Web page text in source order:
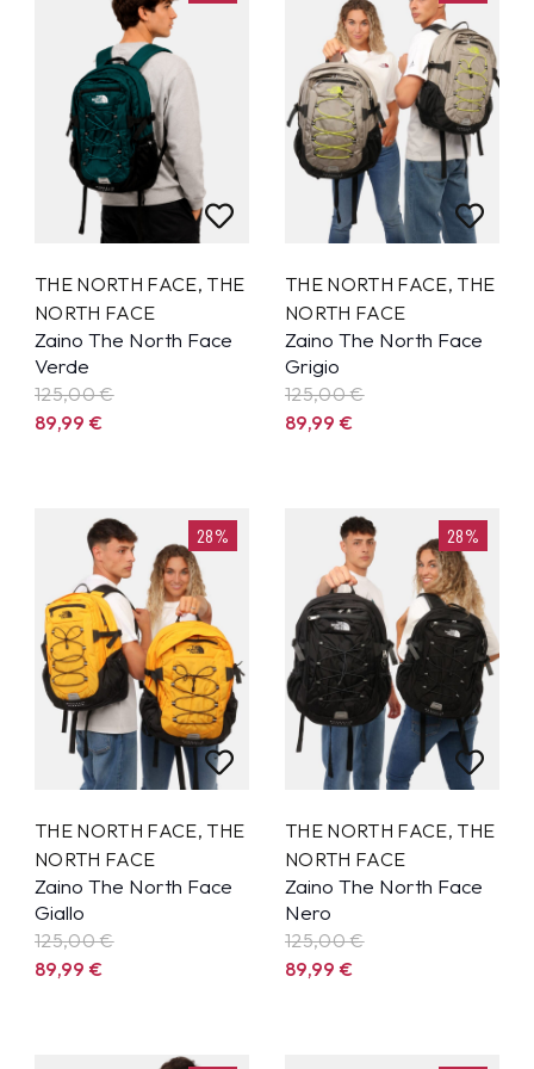
THE NORTH FACE, THE
NORTH FACE
Zaino The North Face
Verde
125,00 €
89,99€
THE NORTH FACE, THE
NORTH FACE
Zaino The North Face
Grigio
125,00 €
89,99€
28%
THE NORTH FACE, THE
NORTH FACE
Zaino The North Face
Giallo
125,00 €
89,99€
28%
THE NORTH FACE, THE
NORTH FACE
Zaino The North Face
Nero
125,00 €
89,99€